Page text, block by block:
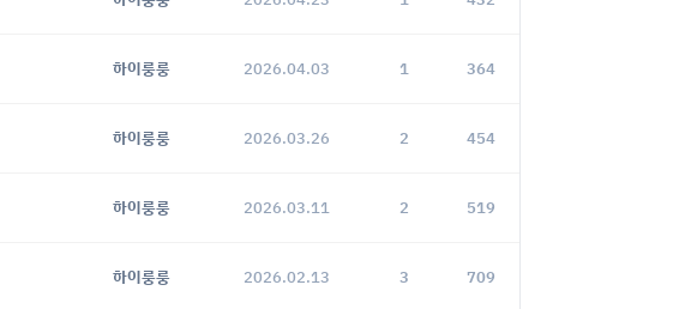
하이룽룽 2026.04.03 1 364
하이룽룽 2026.03.26 2 454
하이룽룽 2026.03.11 2 519
하이룽룽 2026.02.13 3 709